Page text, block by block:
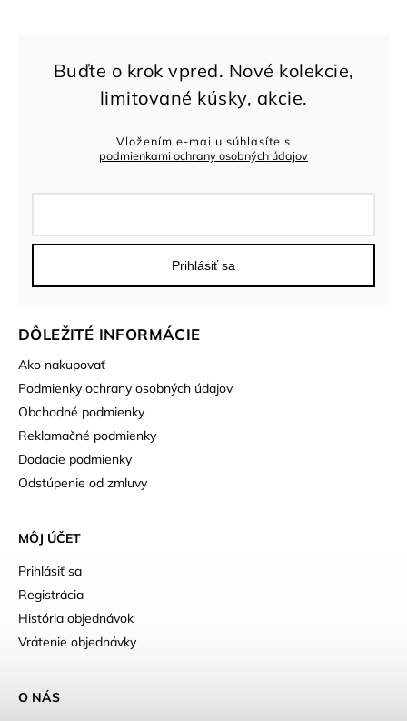
DÔLEŽITÉ INFORMÁCIE
Ako nakupovať
Podmienky ochrany osobných údajov
Obchodné podmienky
Reklamačné podmienky
Dodacie podmienky
Odstúpenie od zmluvy
MÔJ ÚČET
Prihlásiť sa
Registrácia
História objednávok
Vrátenie objednávky
Vložením e-mailu súhlasíte s
podmienkami ochrany osobných údajov
Prihlásiť sa
O NÁS